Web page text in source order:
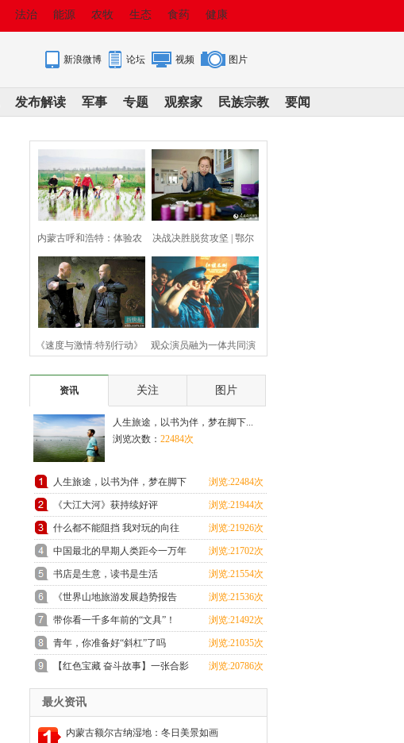
法治 能源 农牧 生态 食药 健康
新浪微博 论坛 视频 图片
发布解读 军事 专题 观察家 民族宗教 要闻
内蒙古呼和浩特：体验农
耕 育美童心
决战决胜脱贫攻坚 | 鄂尔
多斯：针尖上
《速度与激情:特别行动》 观众演员融为一体共同演
资讯
关注 图片
人生旅途，以书为伴，梦在脚下...
浏览次数： 22484次
人生旅途，以书为伴，梦在脚下 浏览:22484次
《大江大河》获持续好评 浏览:21944次
什么都不能阻挡 我对玩的向往 浏览:21926次
中国最北的早期人类距今一万年 浏览:21702次
书店是生意，读书是生活 浏览:21554次
《世界山地旅游发展趋势报告
2019》发布 山地旅游
浏览:21536次
带你看一千多年前的“文具”！ 浏览:21492次
青年，你准备好“斜杠”了吗 浏览:21035次
【红色宝藏 奋斗故事】一张合影
呈现内蒙古革命的
浏览:20786次
最火资讯
内蒙古额尔古纳湿地：冬日美景如画